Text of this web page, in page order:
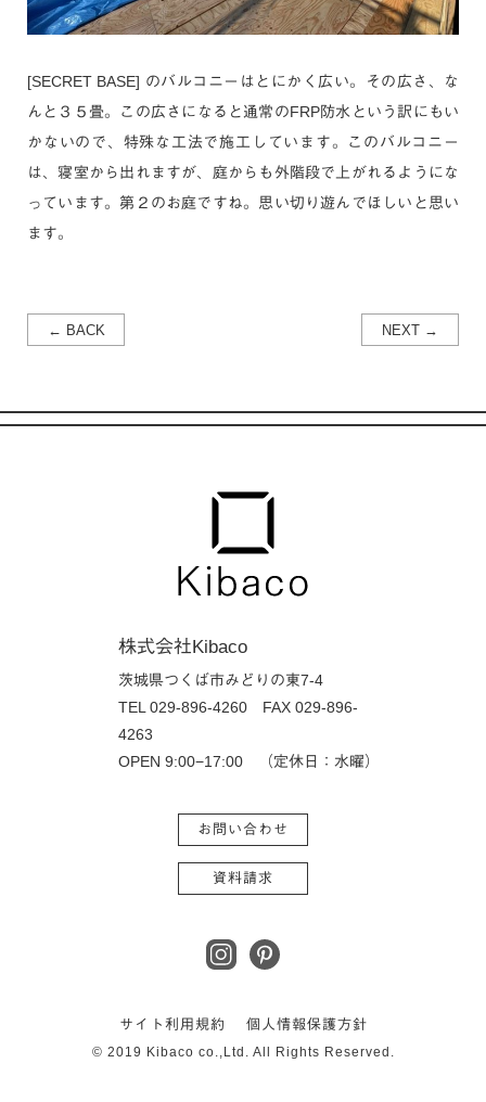
[SECRET BASE] のバルコニーはとにかく広い。その広さ、な
んと３５畳。この広さになると通常のFRP防水という訳にもい
かないので、特殊な工法で施工しています。このバルコニー
は、寝室から出れますが、庭からも外階段で上がれるようにな
っています。第２のお庭ですね。思い切り遊んでほしいと思い
ます。
← BACK NEXT →
株式会社Kibaco
茨城県つくば市みどりの東7-4
TEL 029-896-4260 FAX 029-896-
4263
OPEN 9:00−17:00 （定休日：水曜）
お問い合わせ
資料請求
サイト利用規約 個人情報保護方針
© 2019 Kibaco co.,Ltd. All Rights Reserved.